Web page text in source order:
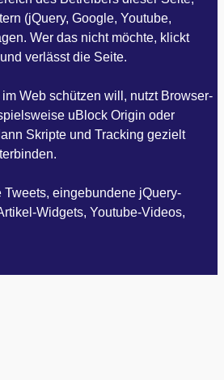
(jQuery, Google, Youtube,
Wer das nicht möchte, klickt
verlässt die Seite.
Web schützen will, nutzt Browser-
uBlock Origin oder
Skripte und Tracking gezielt
Tweets, eingebundene jQuery-
Widgets, Youtube-Videos,